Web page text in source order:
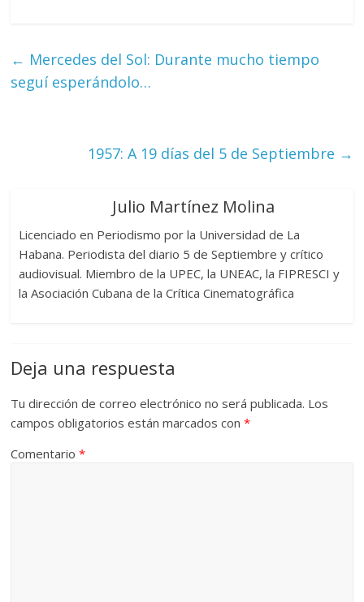
← Mercedes del Sol: Durante mucho tiempo
seguí esperándolo…
1957: A 19 días del 5 de Septiembre →
Julio Martínez Molina
Licenciado en Periodismo por la Universidad de La
Habana. Periodista del diario 5 de Septiembre y crítico
audiovisual. Miembro de la UPEC, la UNEAC, la FIPRESCI y
la Asociación Cubana de la Crítica Cinematográfica
Deja una respuesta
Tu dirección de correo electrónico no será publicada. Los
campos obligatorios están marcados con*
Comentario*